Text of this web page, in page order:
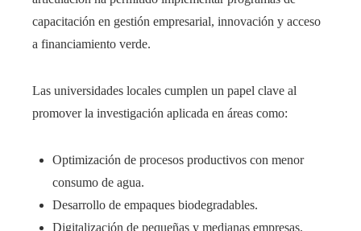
capacitación en gestión empresarial, innovación y acceso
a financiamiento verde.
Las universidades locales cumplen un papel clave al
promover la investigación aplicada en áreas como:
Optimización de procesos productivos con menor
consumo de agua.
Desarrollo de empaques biodegradables.
Digitalización de pequeñas y medianas empresas.